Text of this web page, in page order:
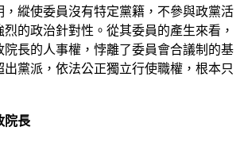
，縱使委員沒有特定黨籍，不參與政黨活
的政治針對性。從其委員的產生來看，
院長的人事權，悖離了委員會合議制的基
黨派，依法公正獨立行使職權，根本只
院長